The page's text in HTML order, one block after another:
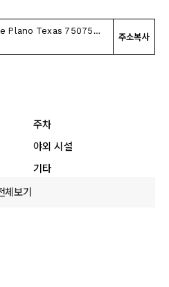
Plano Texas 75075
주소복사
주차
야외 시설
기타
체보기